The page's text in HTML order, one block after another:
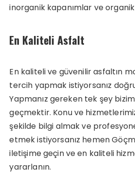
inorganik kapanımlar ve
En Kaliteli Asfalt
En kaliteli ve güvenilir asfaltın
tercih yapmak istiyorsanız
Yapmanız gereken tek şey
geçmektir. Konu ve
şekilde bilgi almak ve
etmek istiyorsanız hemen
iletişime geçin ve en kaliteli
yararlanın.